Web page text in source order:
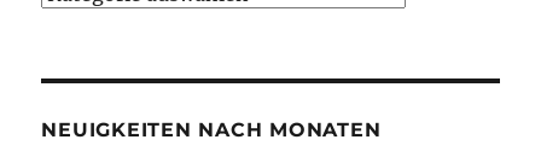
NEUIGKEITEN NACH MONATEN